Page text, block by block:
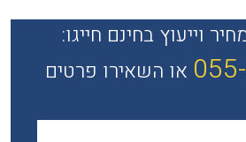
וייעוץ בחינם חייגו:
או השאירו פרטים